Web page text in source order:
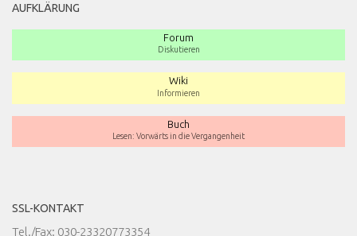
AUFKLÄRUNG
Forum
Diskutieren
Wiki
Informieren
Buch
Lesen: Vorwärts in die Vergangenheit
SSL-KONTAKT
Tel./Fax: 030-23320773354